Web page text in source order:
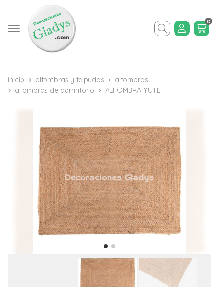
Buscar
0
inicio alfombras y felpudos
alfombras
alfombras de dormitorio
ALFOMBRA YUTE